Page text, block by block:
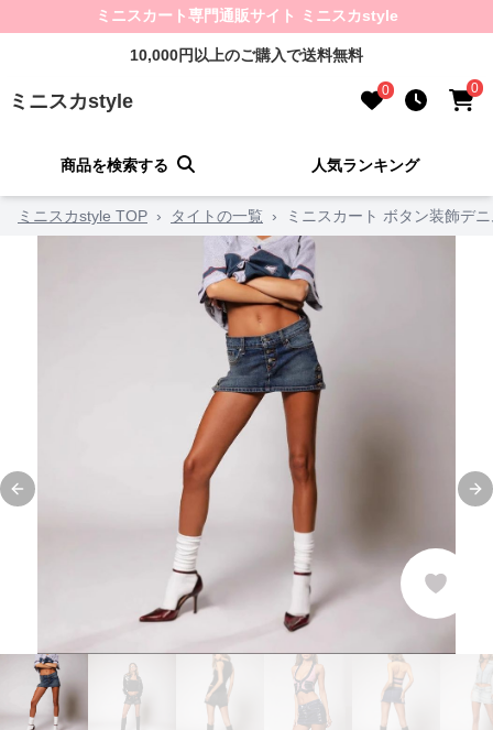
ミニスカート専門通販サイト ミニスカstyle
10,000円以上のご購入で送料無料
ミニスカstyle 0 0
商品を検索する 人気ランキング
ミニスカstyle TOP › タイトの一覧 › ミニスカート ボタン装飾デ
Previous slide